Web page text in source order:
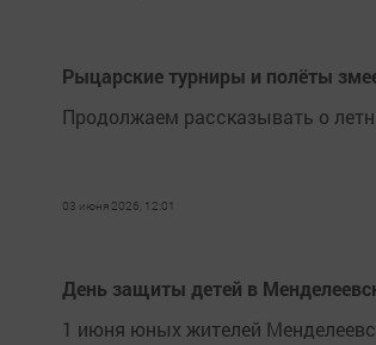
Рыцарские турниры и полёты
Продолжаем рассказывать о
03 июня 2026, 12:01
День защиты детей в
1 июня юных жителей